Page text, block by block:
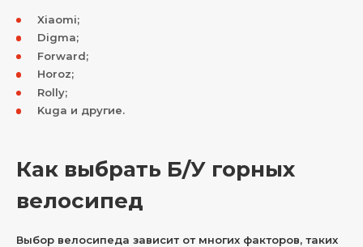
Xiaomi;
Digma;
Forward;
Horoz;
Rolly;
Kuga и другие.
Как выбрать Б/У горных
велосипед
Выбор велосипеда зависит от многих факторов, таких